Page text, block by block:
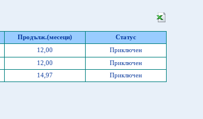
Продълж.(месеци)
Статус
12,00
Приключен
12,00
Приключен
14,97 Приключен